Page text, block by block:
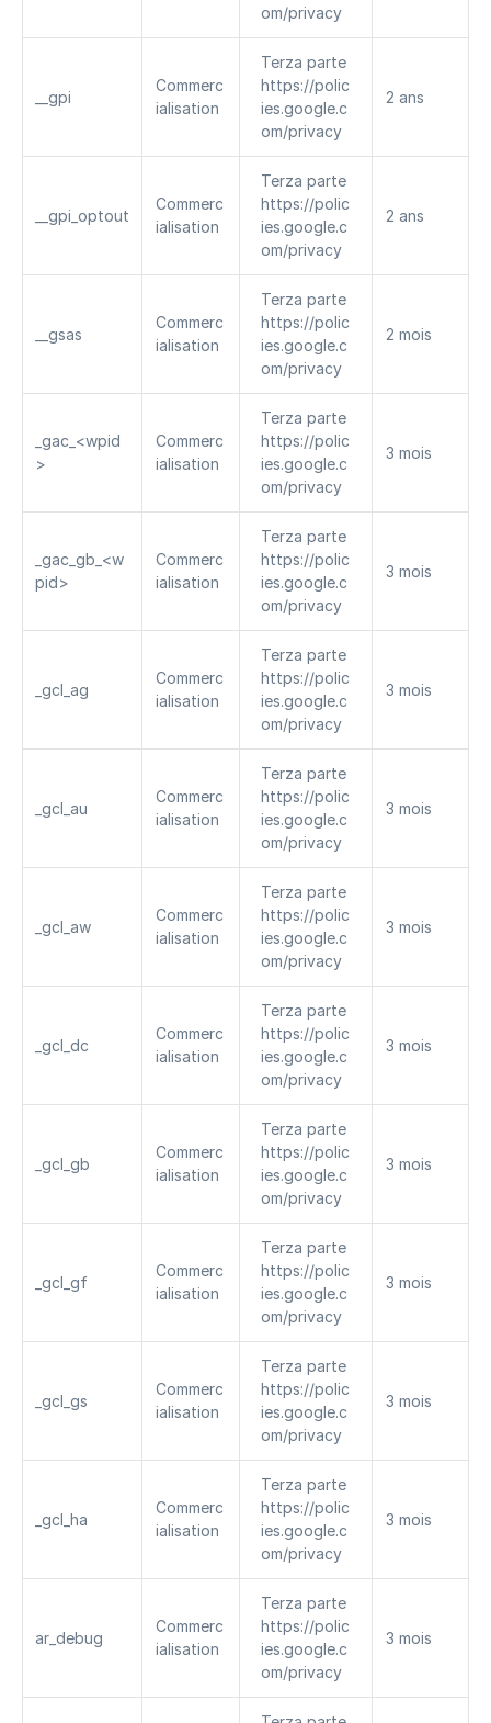
om/privacy
__gpi
Commerc
ialisation
Terza parte
https://polic
ies.google.c
om/privacy
2 ans
__gpi_optout
Commerc
ialisation
Terza parte
https://polic
ies.google.c
om/privacy
2 ans
__gsas
Commerc
ialisation
Terza parte
https://polic
ies.google.c
om/privacy
2 mois
_gac_<wpid
>
Commerc
ialisation
Terza parte
https://polic
ies.google.c
om/privacy
3 mois
_gac_gb_<w
pid>
Commerc
ialisation
Terza parte
https://polic
ies.google.c
om/privacy
3 mois
_gcl_ag
Commerc
ialisation
Terza parte
https://polic
ies.google.c
om/privacy
3 mois
_gcl_au
Commerc
ialisation
Terza parte
https://polic
ies.google.c
om/privacy
3 mois
_gcl_aw
Commerc
ialisation
Terza parte
https://polic
ies.google.c
om/privacy
3 mois
_gcl_dc
Commerc
ialisation
Terza parte
https://polic
ies.google.c
om/privacy
3 mois
_gcl_gb
Commerc
ialisation
Terza parte
https://polic
ies.google.c
om/privacy
3 mois
_gcl_gf
Commerc
ialisation
Terza parte
https://polic
ies.google.c
om/privacy
3 mois
_gcl_gs
Commerc
ialisation
Terza parte
https://polic
ies.google.c
om/privacy
3 mois
_gcl_ha
Commerc
ialisation
Terza parte
https://polic
ies.google.c
om/privacy
3 mois
ar_debug
Commerc
ialisation
Terza parte
https://polic
ies.google.c
om/privacy
3 mois